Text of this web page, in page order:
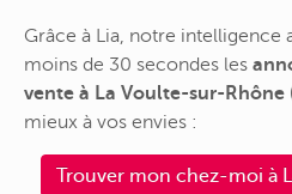
Grâce à Lia, notre intelligence
moins de 30 secondes les
vente à La Voulte-sur-Rhône
mieux à vos envies :
Trouver mon chez-moi à